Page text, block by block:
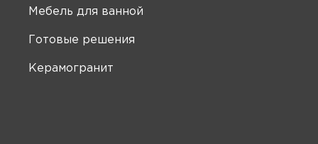
Мебель для ванной
Готовые решения
Керамогранит